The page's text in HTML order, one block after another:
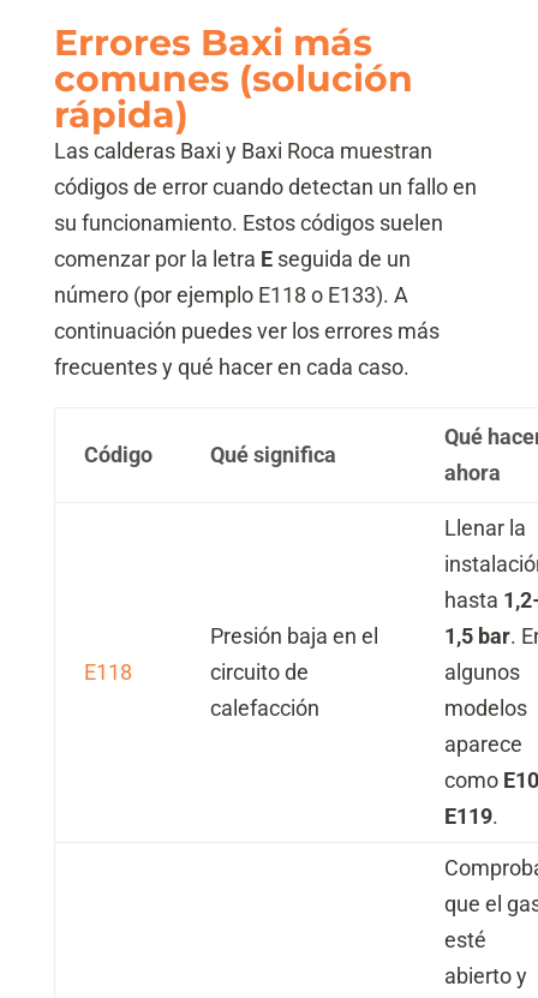
Errores Baxi más
comunes (solución
rápida)
Las calderas Baxi y Baxi Roca muestran
códigos de error cuando detectan un fallo en
su funcionamiento. Estos códigos suelen
comenzar por la letra Eseguida de un
número (por ejemplo E118 o E133). A
continuación puedes ver los errores más
frecuentes y qué hacer en cada caso.
Código Qué significa
Qué
ahora
E118
Presión baja en el
circuito de
calefacción
Llenar la
hasta
1,5 bar.
algunos
modelos
aparece
como
E119.
que el
esté
abierto y